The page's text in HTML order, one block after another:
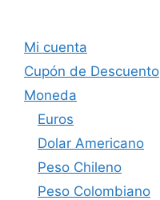
Mi cuenta
Cupón de Descuento
Moneda
Euros
Dolar Americano
Peso Chileno
Peso Colombiano